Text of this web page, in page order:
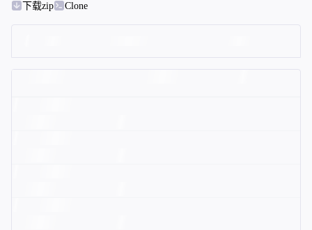
下载zip
Clone